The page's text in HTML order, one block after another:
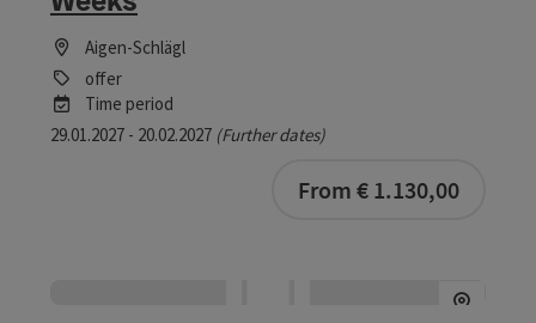
Aigen-Schlägl
offer
Time period
29.01.2027 - 20.02.2027 (Further dates)
From € 1.130,00